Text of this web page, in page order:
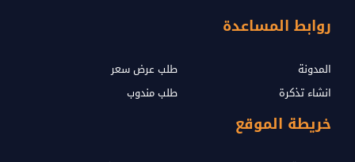
روابط المساعدة
المدونة
طلب عرض سعر
انشاء تذكرة
طلب مندوب
خريطة الموقع